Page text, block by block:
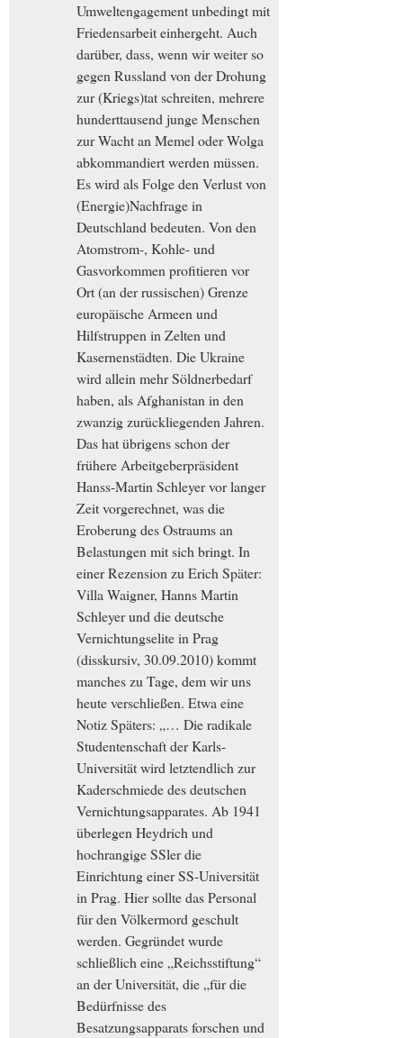
Umweltengagement unbedingt mit
Friedensarbeit einhergeht. Auch
darüber, dass, wenn wir weiter so
gegen Russland von der Drohung
zur (Kriegs)tat schreiten, mehrere
hunderttausend junge Menschen
zur Wacht an Memel oder Wolga
abkommandiert werden müssen.
Es wird als Folge den Verlust von
(Energie)Nachfrage in
Deutschland bedeuten. Von den
Atomstrom-, Kohle- und
Gasvorkommen profitieren vor
Ort (an der russischen) Grenze
europäische Armeen und
Hilfstruppen in Zelten und
Kasernenstädten. Die Ukraine
wird allein mehr Söldnerbedarf
haben, als Afghanistan in den
zwanzig zurückliegenden Jahren.
Das hat übrigens schon der
frühere Arbeitgeberpräsident
Hanss-Martin Schleyer vor langer
Zeit vorgerechnet, was die
Eroberung des Ostraums an
Belastungen mit sich bringt. In
einer Rezension zu Erich Später:
Villa Waigner, Hanns Martin
Schleyer und die deutsche
Vernichtungselite in Prag
(disskursiv, 30.09.2010) kommt
manches zu Tage, dem wir uns
heute verschließen. Etwa eine
Notiz Späters: „… Die radikale
Studentenschaft der Karls-
Universität wird letztendlich zur
Kaderschmiede des deutschen
Vernichtungsapparates. Ab 1941
überlegen Heydrich und
hochrangige SSler die
Einrichtung einer SS-Universität
in Prag. Hier sollte das Personal
für den Völkermord geschult
werden. Gegründet wurde
schließlich eine „Reichsstiftung“
an der Universität, die „für die
Bedürfnisse des
Besatzungsapparats forschen und